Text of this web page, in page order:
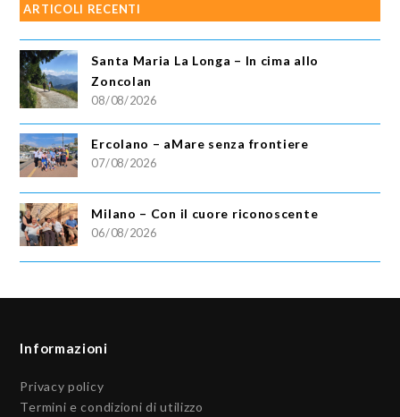
ARTICOLI RECENTI
Santa Maria La Longa – In cima allo
Zoncolan
08/08/2026
Ercolano – aMare senza frontiere
07/08/2026
Milano – Con il cuore riconoscente
06/08/2026
Informazioni
Privacy policy
Termini e condizioni di utilizzo